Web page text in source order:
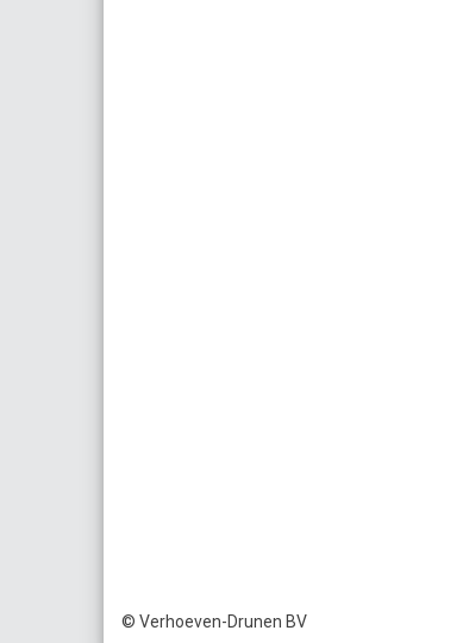
© Verhoeven-Drunen BV